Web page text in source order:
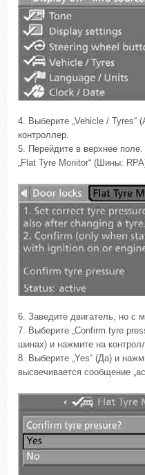
4. Выберите „Vehicle /
контроллер.
5. Перейдите в верхнее
„Flat Tyre Monitor“ (Шины:
6. Заведите двигатель, но с
7. Выберите „Confirm tyre
шинах) и нажмите на
8. Выберите „Yes“ (Да) и
высвечивается сообщение